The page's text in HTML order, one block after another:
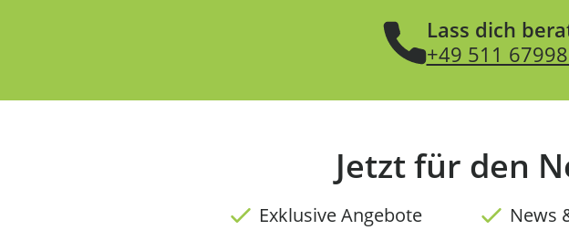
Lass dich
+49 511
Jetzt für den
Exklusive Angebote News